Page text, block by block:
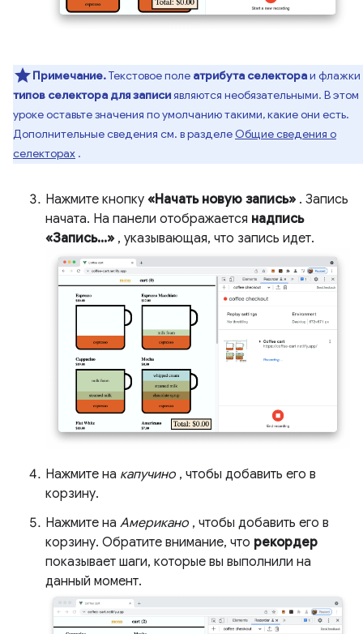
Примечание.Текстовое поле атрибута селектораи флажки
типов селектора для записиявляются необязательными. В этом
уроке оставьте значения по умолчанию такими, какие они есть.
Дополнительные сведения см. в разделе Общие сведения о
селекторах .
Нажмите кнопку «Начать новую запись» . Запись
начата. На панели отображается надпись
«Запись...» , указывающая, что запись идет.
Нажмите на капучино , чтобы добавить его в
корзину.
Нажмите на Американо , чтобы добавить его в
корзину. Обратите внимание, что рекордер
показывает шаги, которые вы выполнили на
данный момент.